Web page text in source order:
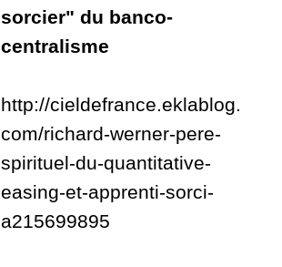
sorcier" du banco-
centralisme
http://cieldefrance.eklablog.
com/richard-werner-pere-
spirituel-du-quantitative-
easing-et-apprenti-sorci-
a215699895